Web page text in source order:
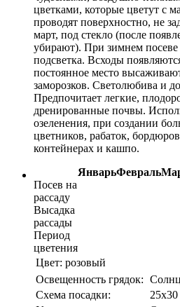
цветками, которые цветут с
проводят поверхностно, не
март, под стекло (после
убирают). При зимнем посеве
подсветка. Всходы
постоянное место
заморозков. Светолюбива и
Предпочитает легкие,
дренированные почвы.
озеленения, при создании
цветников, рабаток,
контейнерах и кашпо.
ЯнварьФевраль
Посев на
рассаду
Высадка
рассады
Период
цветения
Цвет: розовый
Освещенность грядок:
Схема посадки:
25х30